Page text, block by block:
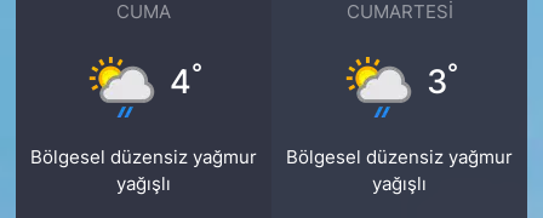
CUMA
4°
Bölgesel düzensiz yağmur
yağışlı
CUMARTESI
3°
Bölgesel düzensiz yağmur
yağışlı